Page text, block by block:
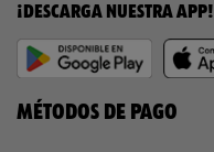
¡DESCARGA NUESTRA APP!
MÉTODOS DE PAGO